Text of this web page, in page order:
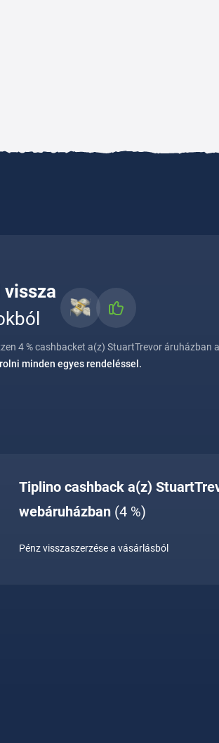
4 % cashbacket a(z) StuartTrevor áruházban
minden egyes rendeléssel.
Tiplino cashback a(z)
webáruházban (4 %)
Pénz visszaszerzése a vásárlásból